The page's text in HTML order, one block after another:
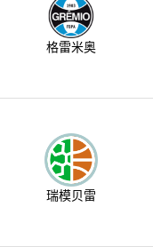
格雷米奥
瑞模贝雷